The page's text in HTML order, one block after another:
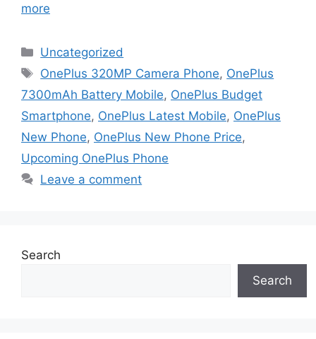
more
Categories
Uncategorized
Tags
OnePlus 320MP Camera Phone, OnePlus
7300mAh Battery Mobile, OnePlus Budget
Smartphone, OnePlus Latest Mobile, OnePlus
New Phone, OnePlus New Phone Price,
Upcoming OnePlus Phone
Leave a comment
Search
Search